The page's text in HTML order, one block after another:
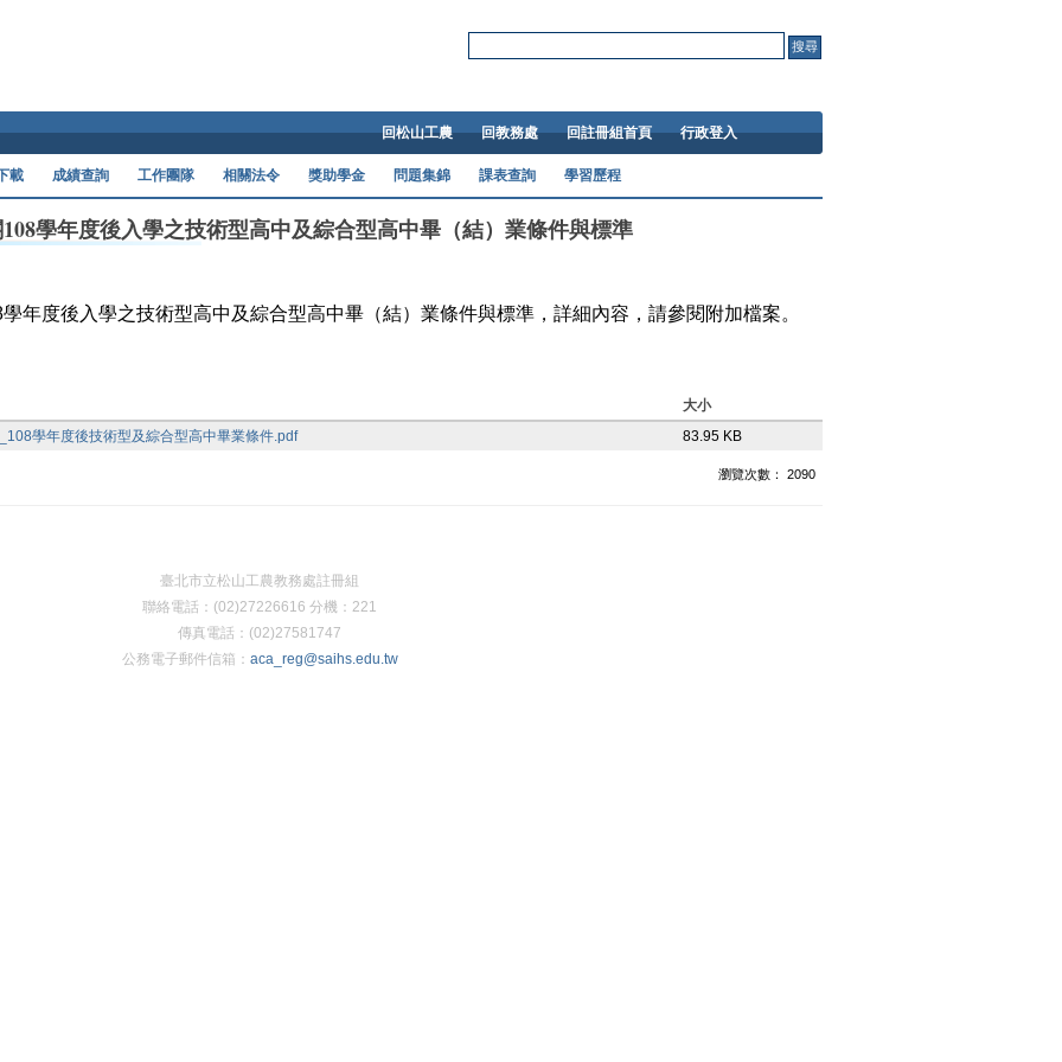
回松山工農 回教務處 回註冊組首頁 行政登入
載 成績查詢 工作團隊 相關法令 獎助學金 問題集錦 課表查詢 學習歷程
學年度後入學之技術型高中及綜合型高中畢（結）業條件與標準
年度後入學之技術型高中及綜合型高中畢（結）業條件與標準，詳細內容，請參閱附加檔案。
大小
學年度後技術型及綜合型高中畢業條件.pdf
83.95 KB
瀏覽次數： 2090
臺北市立松山工農教務處註冊組
聯絡電話：(02)27226616 分機：221
傳真電話：(02)27581747
公務電子郵件信箱： aca_reg@saihs.edu.tw